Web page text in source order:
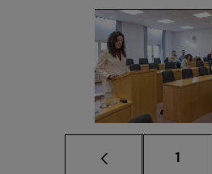
Página
1